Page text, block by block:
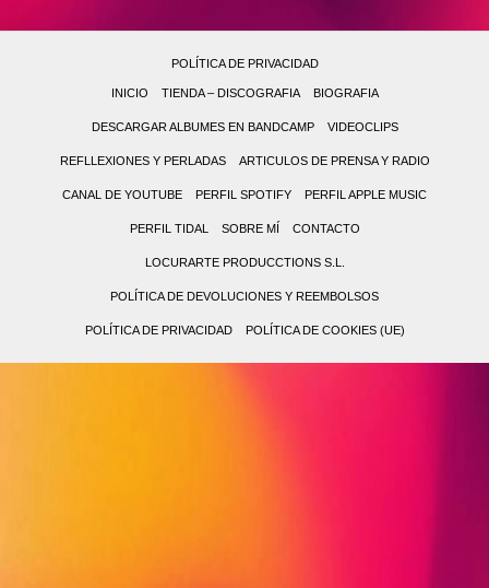
POLÍTICA DE PRIVACIDAD
INICIO TIENDA – DISCOGRAFIA BIOGRAFIA
DESCARGAR ALBUMES EN BANDCAMP VIDEOCLIPS
REFLLEXIONES Y PERLADAS ARTICULOS DE PRENSA Y RADIO
CANAL DE YOUTUBE PERFIL SPOTIFY PERFIL APPLE MUSIC
PERFIL TIDAL SOBRE MÍ CONTACTO
LOCURARTE PRODUCCTIONS S.L.
POLÍTICA DE DEVOLUCIONES Y REEMBOLSOS
POLÍTICA DE PRIVACIDAD POLÍTICA DE COOKIES (UE)